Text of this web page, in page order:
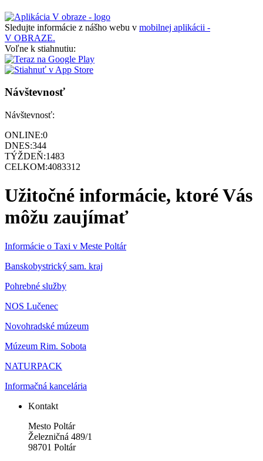
Sledujte informácie z nášho webu v mobilnej aplikácii -
V OBRAZE.
Voľne k stiahnutiu:
Návštevnosť
Návštevnosť:
ONLINE:0
DNES:344
TÝŽDEŇ:1483
CELKOM:4083312
Užitočné informácie, ktoré Vás
môžu zaujímať
Informácie o Taxi v Meste Poltár
Banskobystrický sam. kraj
Pohrebné služby
NOS Lučenec
Novohradské múzeum
Múzeum Rim. Sobota
NATURPACK
Informačná kancelária
Kontakt
Mesto Poltár
Železničná 489/1
98701 Poltár